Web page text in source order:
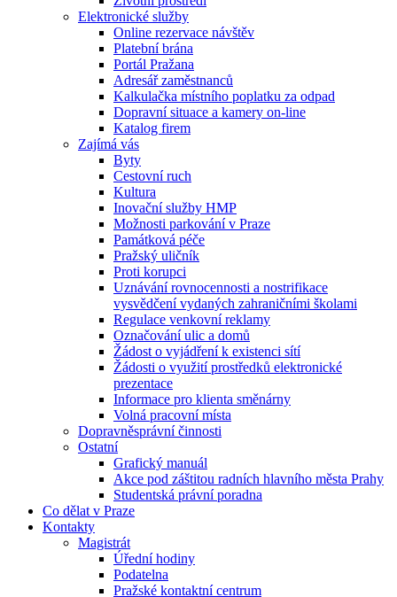
Elektronické služby
Online rezervace návštěv
Platební brána
Portál Pražana
Adresář zaměstnanců
Kalkulačka místního poplatku za odpad
Dopravní situace a kamery on-line
Katalog firem
Zajímá vás
Byty
Cestovní ruch
Kultura
Inovační služby HMP
Možnosti parkování v Praze
Památková péče
Pražský uličník
Proti korupci
Uznávání rovnocennosti a nostrifikace
vysvědčení vydaných zahraničními školami
Regulace venkovní reklamy
Označování ulic a domů
Žádost o vyjádření k existenci sítí
Žádosti o využití prostředků elektronické
prezentace
Informace pro klienta směnárny
Volná pracovní místa
Dopravněsprávní činnosti
Ostatní
Grafický manuál
Akce pod záštitou radních hlavního města Prahy
Studentská právní poradna
Co dělat v Praze
Kontakty
Magistrát
Úřední hodiny
Podatelna
Pražské kontaktní centrum